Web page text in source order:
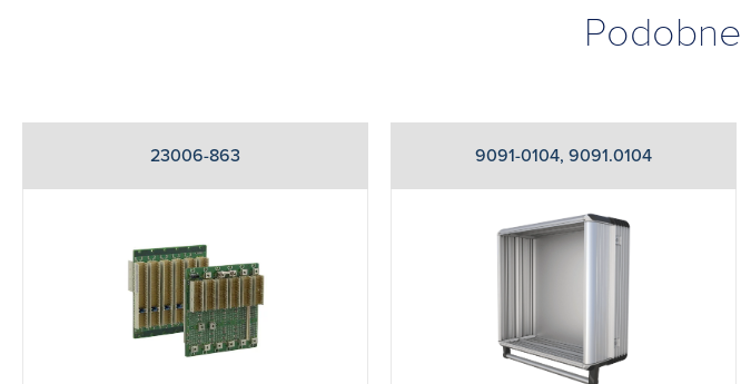
Podobne
23006-863 9091-0104, 9091.0104